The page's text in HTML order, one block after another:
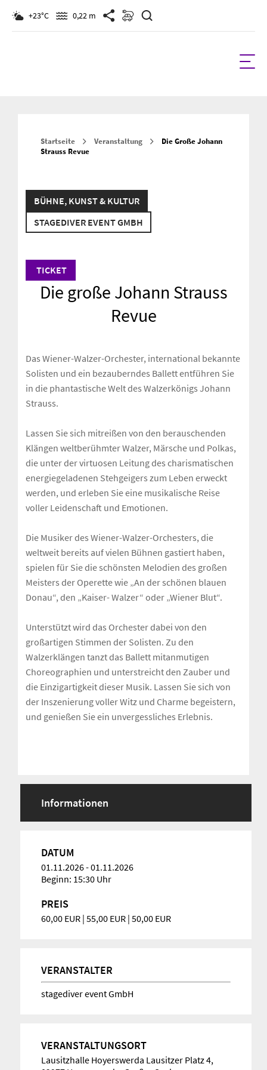
+23°C 0,22 m
Startseite Veranstaltung
Die Große Johann
Strauss Revue
BÜHNE, KUNST & KULTUR
STAGEDIVER EVENT GMBH
TICKET
Die große Johann Strauss
Revue
Das Wiener-Walzer-Orchester, international bekannte
Solisten und ein bezauberndes Ballett entführen Sie
in die phantastische Welt des Walzerkönigs Johann
Strauss.
Lassen Sie sich mitreißen von den berauschenden
Klängen weltberühmter Walzer, Märsche und Polkas,
die unter der virtuosen Leitung des charismatischen
energiegeladenen Stehgeigers zum Leben erweckt
werden, und erleben Sie eine musikalische Reise
voller Leidenschaft und Emotionen.
Die Musiker des Wiener-Walzer-Orchesters, die
weltweit bereits auf vielen Bühnen gastiert haben,
spielen für Sie die schönsten Melodien des großen
Meisters der Operette wie „An der schönen blauen
Donau“, den „Kaiser- Walzer“ oder „Wiener Blut“.
Unterstützt wird das Orchester dabei von den
großartigen Stimmen der Solisten. Zu den
Walzerklängen tanzt das Ballett mitanmutigen
Choreographien und unterstreicht den Zauber und
die Einzigartigkeit dieser Musik. Lassen Sie sich von
der Inszenierung voller Witz und Charme begeistern,
und genießen Sie ein unvergessliches Erlebnis.
Informationen
DATUM
01.11.2026-01.11.2026
Beginn: 15:30 Uhr
PREIS
60,00 EUR | 55,00 EUR | 50,00 EUR
VERANSTALTER
stagediver event GmbH
VERANSTALTUNGSORT
Lausitzhalle Hoyerswerda Lausitzer Platz 4,